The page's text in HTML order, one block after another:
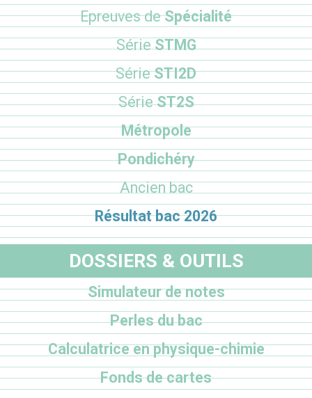
Epreuves deSpécialité
SérieSTMG
SérieSTI2D
SérieST2S
Métropole
Pondichéry
Ancien bac
Résultat bac 2026
DOSSIERS & OUTILS
Simulateur de notes
Perles du bac
Calculatrice en physique-chimie
Fonds de cartes